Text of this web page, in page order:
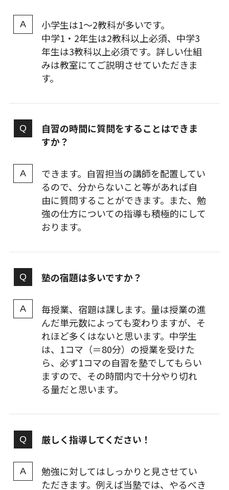
小学生は1〜2教科が多いです。
中学1・2年生は2教科以上必須、中学3
年生は3教科以上必須です。詳しい仕組
みは教室にてご説明させていただきま
す。
自習の時間に質問をすることはできま
すか？
できます。自習担当の講師を配置してい
るので、分からないこと等があれば自
由に質問することができます。また、勉
強の仕方についての指導も積極的にして
おります。
塾の宿題は多いですか？
毎授業、宿題は課します。量は授業の進
んだ単元数によっても変わりますが、そ
れほど多くはないと思います。中学生
は、1コマ（＝80分）の授業を受けた
ら、必ず1コマの自習を塾でしてもらい
ますので、その時間内で十分やり切れ
る量だと思います。
厳しく指導してください！
勉強に対してはしっかりと見させてい
ただきます。例えば当塾では、やるべき